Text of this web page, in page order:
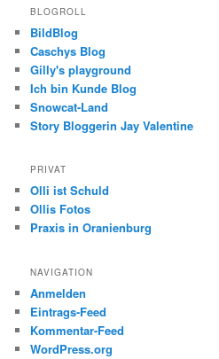
BLOGROLL
BildBlog
Caschys Blog
Gilly's playground
Ich bin Kunde Blog
Snowcat-Land
Story Bloggerin Jay Valentine
PRIVAT
Olli ist Schuld
Ollis Fotos
Praxis in Oranienburg
NAVIGATION
Anmelden
Eintrags-Feed
Kommentar-Feed
WordPress.org